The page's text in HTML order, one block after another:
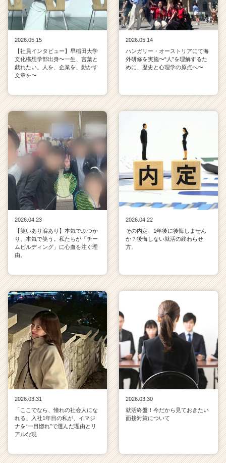
2026.05.15
【社員インタビュー】早稲田大学
文化構想学部出身〜一生、言葉と
戯れたい。人を、企業を、動かす
文章を〜
2026.05.14
ハンガリー・オーストリアにて海
外研修を実施〜“人”を理解するた
めに、歴史と心理学の原点へ〜
2026.04.23
【笑いあり涙あり】本気でぶつか
り、本気で笑う。私たちが「チー
ムビルディング」に心血を注ぐ理
由。
2026.04.22
その内定、1年後に後悔しません
か？後悔しない就活の終わらせ
方。
2026.03.31
「ここでなら、憧れの社会人にな
れる」入社1年目の私が、イマジ
ナを“一目惚れ”で選んだ理由とリ
アルな現
2026.03.30
就活終盤！今だから見ておきたい
面接対策について